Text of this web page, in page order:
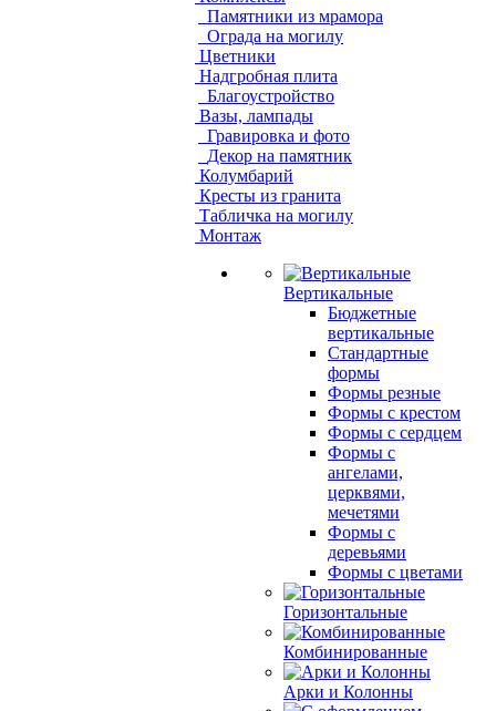
Памятники из мрамора
Ограда на могилу
Цветники
Надгробная плита
Благоустройство
Вазы, лампады
Гравировка и фото
Декор на памятник
Колумбарий
Кресты из гранита
Табличка на могилу
Монтаж
Вертикальные
Бюджетные
вертикальные
Стандартные
формы
Формы резные
Формы с крестом
Формы с сердцем
Формы с
ангелами,
церквями,
мечетями
Формы с
деревьями
Формы с цветами
Горизонтальные
Комбинированные
Арки и Колонны